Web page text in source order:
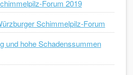
Forum 2019
Schimmelpilz-Forum
und hohe Schadenssummen